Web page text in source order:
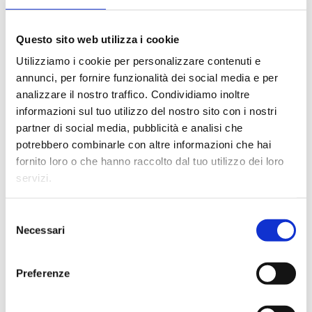
Questo sito web utilizza i cookie
Utilizziamo i cookie per personalizzare contenuti e
annunci, per fornire funzionalità dei social media e per
analizzare il nostro traffico. Condividiamo inoltre
informazioni sul tuo utilizzo del nostro sito con i nostri
partner di social media, pubblicità e analisi che
potrebbero combinarle con altre informazioni che hai
fornito loro o che hanno raccolto dal tuo utilizzo dei loro
servizi.
Selection
Necessari
Preferenze
Sicurezza e confort, unito ad un design raffinato,